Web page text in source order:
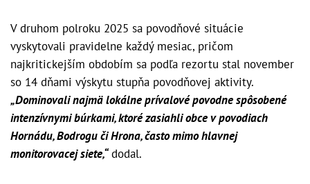
V druhom polroku 2025 sa povodňové situácie
vyskytovali pravidelne každý mesiac, pričom
najkritickejším obdobím sa podľa rezortu stal november
so 14 dňami výskytu stupňa povodňovej aktivity.
„Dominovali najmä lokálne prívalové povodne spôsobené
intenzívnymi búrkami, ktoré zasiahli obce v povodiach
Hornádu, Bodrogu či Hrona, často mimo hlavnej
monitorovacej siete,“dodal.